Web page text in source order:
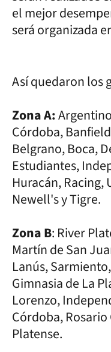
el mejor
será organizada
Así quedaron los
Zona A:
Córdoba,
Belgrano, Boca,
Estudiantes,
Huracán, Racing,
Newell's y Tigre.
Zona B: River
Martín de San
Lanús,
Gimnasia de La
Lorenzo,
Córdoba,
Platense.